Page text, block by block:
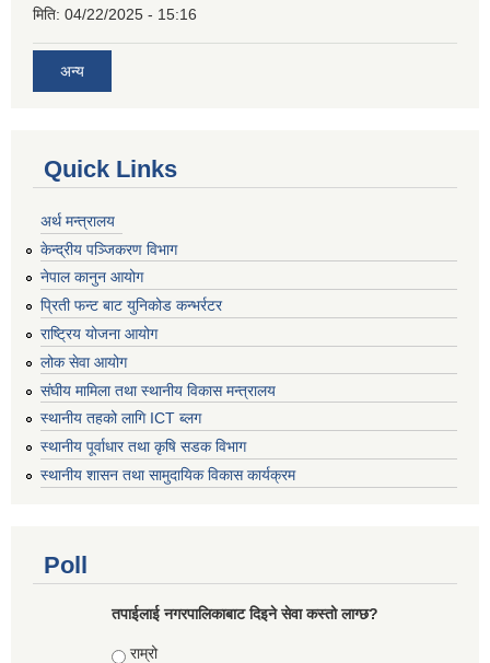
मिति: 04/22/2025 - 15:16
अन्य
Quick Links
अर्थ मन्त्रालय
केन्द्रीय पञ्जिकरण विभाग
नेपाल कानुन आयोग
प्रिती फन्ट बाट युनिकोड कन्भर्रटर
राष्ट्रिय योजना आयोग
लोक सेवा आयोग
संघीय मामिला तथा स्थानीय विकास मन्त्रालय
स्थानीय तहको लागि ICT ब्लग
स्थानीय पूर्वाधार तथा कृषि सडक विभाग
स्थानीय शासन तथा सामुदायिक विकास कार्यक्रम
Poll
तपाईलाई नगरपालिकाबाट दिइने सेवा कस्तो लाग्छ?
Choices
राम्रो